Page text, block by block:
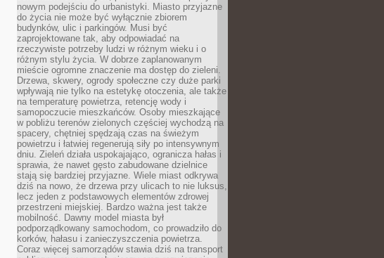
nowym podejściu do urbanistyki. Miasto przyjazne
do życia nie może być wyłącznie zbiorem
budynków, ulic i parkingów. Musi być
zaprojektowane tak, aby odpowiadać na
rzeczywiste potrzeby ludzi w różnym wieku i o
różnym stylu życia. W dobrze zaplanowanym
mieście ogromne znaczenie ma dostęp do zieleni.
Drzewa, skwery, ogrody społeczne czy duże parki
wpływają nie tylko na estetykę otoczenia, ale także
na temperaturę powietrza, retencję wody i
samopoczucie mieszkańców. Osoby mieszkające
w pobliżu terenów zielonych częściej wychodzą na
spacery, chętniej spędzają czas na świeżym
powietrzu i łatwiej regenerują siły po intensywnym
dniu. Zieleń działa uspokajająco, ogranicza hałas i
sprawia, że nawet gęsto zabudowane dzielnice
stają się bardziej przyjazne. Wiele miast odkrywa
dziś na nowo, że drzewa przy ulicach to nie luksus,
lecz jeden z podstawowych elementów zdrowej
przestrzeni miejskiej. Bardzo ważna jest także
mobilność. Dawny model miasta był
podporządkowany samochodom, co prowadziło do
korków, hałasu i zanieczyszczenia powietrza.
Coraz więcej samorządów stawia dziś na transport